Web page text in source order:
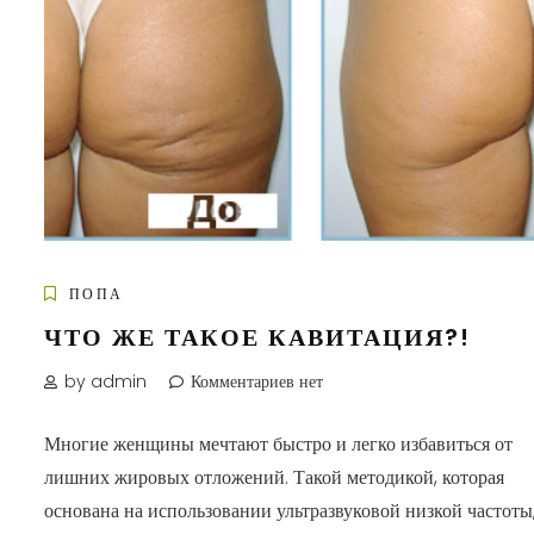
ПОПА
ЧТО ЖЕ ТАКОЕ КАВИТАЦИЯ?!
by admin Комментариев нет
Многие женщины мечтают быстро и легко избавиться от
лишних жировых отложений. Такой методикой, которая
основана на использовании ультразвуковой низкой